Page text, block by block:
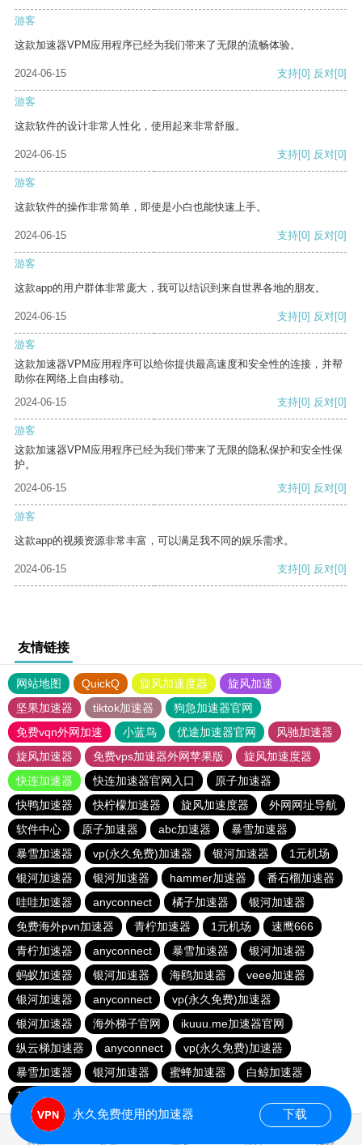
游客
这款加速器VPM应用程序已经为我们带来了无限的流畅体验。
2024-06-15 支持[0] 反对[0]
游客
这款软件的设计非常人性化，使用起来非常舒服。
2024-06-15 支持[0] 反对[0]
游客
这款软件的操作非常简单，即使是小白也能快速上手。
2024-06-15 支持[0] 反对[0]
游客
这款app的用户群体非常庞大，我可以结识到来自世界各地的朋友。
2024-06-15 支持[0] 反对[0]
游客
这款加速器VPM应用程序可以给你提供最高速度和安全性的连接，并帮
助你在网络上自由移动。
2024-06-15
支持[0] 反对[0]
游客
这款加速器VPM应用程序已经为我们带来了无限的隐私保护和安全性保
护。
2024-06-15
支持[0] 反对[0]
游客
这款app的视频资源非常丰富，可以满足我不同的娱乐需求。
2024-06-15 支持[0] 反对[0]
友情链接
网站地图 QuickQ 旋风加速度器
旋风加速
坚果加速器
tiktok加速器
狗急加速器官网
免费vqn外网加速
小蓝鸟 优途加速器官网
风驰加速器
旋风加速器
免费vps加速器外网苹果版
旋风加速度器
快连加速器
快连加速器官网入口
原子加速器
快鸭加速器
快柠檬加速器 旋风加速度器
外网网址导航
软件中心
原子加速器 abc加速器
暴雪加速器
暴雪加速器
vp(永久免费)加速器 银河加速器
1元机场
银河加速器
银河加速器 hammer加速器
番石榴加速器
哇哇加速器
anyconnect 橘子加速器
银河加速器
免费海外pvn加速器
青柠加速器 1元机场
速鹰666
青柠加速器
anyconnect 暴雪加速器
银河加速器
蚂蚁加速器
银河加速器 海鸥加速器
veee加速器
银河加速器
anyconnect
vp(永久免费)加速器
银河加速器
海外梯子官网
ikuuu.me加速器官网
纵云梯加速器
anyconnect
vp(永久免费)加速器
暴雪加速器
银河加速器 蜜蜂加速器
白鲸加速器
荔枝加速器
永久免费使用的加速器 下载